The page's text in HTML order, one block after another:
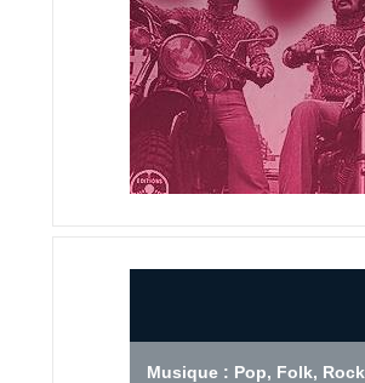
Musique : Pop, Folk, Rock